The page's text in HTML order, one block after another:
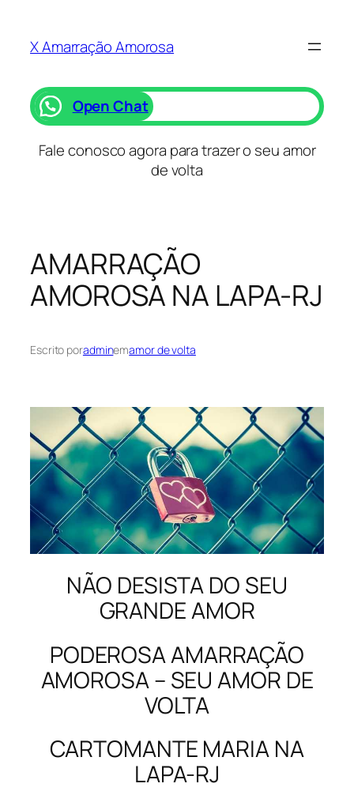
X Amarração Amorosa
Open Chat
Fale conosco agora para trazer o seu amor
de volta
AMARRAÇÃO
AMOROSA NA LAPA-RJ
Escrito poradminemamor de volta
NÃO DESISTA DO SEU
GRANDE AMOR
PODEROSA AMARRAÇÃO
AMOROSA – SEU AMOR DE
VOLTA
CARTOMANTE MARIA NA
LAPA-RJ